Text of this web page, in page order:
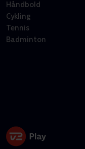
Håndbold
Cykling
Tennis
Badminton